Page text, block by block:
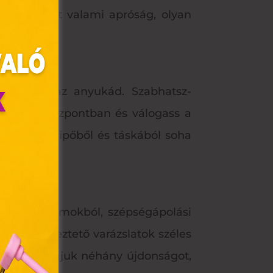
kerülhet valami apróság, olyan
meg az anyukád. Szabhatsz-
üzletközpontban és válogass a
ismeri: cipőből és táskából soha
szépségápolási
kényeztető varázslatok széles
hozzájuk néhány újdonságot,
Ön